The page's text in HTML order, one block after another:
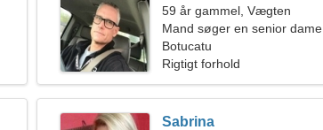
59 år gammel, Vægten
Mand søger en senior dame
Botucatu
Rigtigt forhold
Sabrina